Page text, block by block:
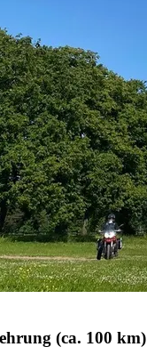
(ca. 100 km)